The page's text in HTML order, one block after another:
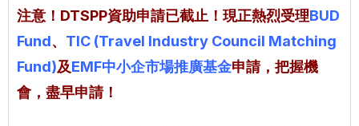
注意！DTSPP資助申請已截止！現正熱烈受理BUD
Fund、 TIC (Travel Industry Council Matching
Fund)及EMF中小企市場推廣基金申請，把握機
會，盡早申請！